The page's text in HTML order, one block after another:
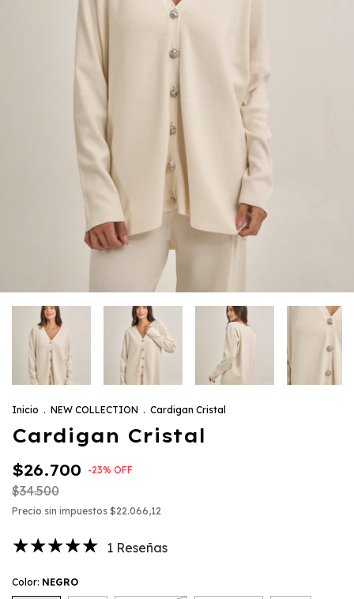
Inicio . NEW COLLECTION . Cardigan Cristal
Cardigan Cristal
$26.700 -23% OFF
$34.500
Precio sin impuestos $22.066,12
1 Reseñas
Color: NEGRO